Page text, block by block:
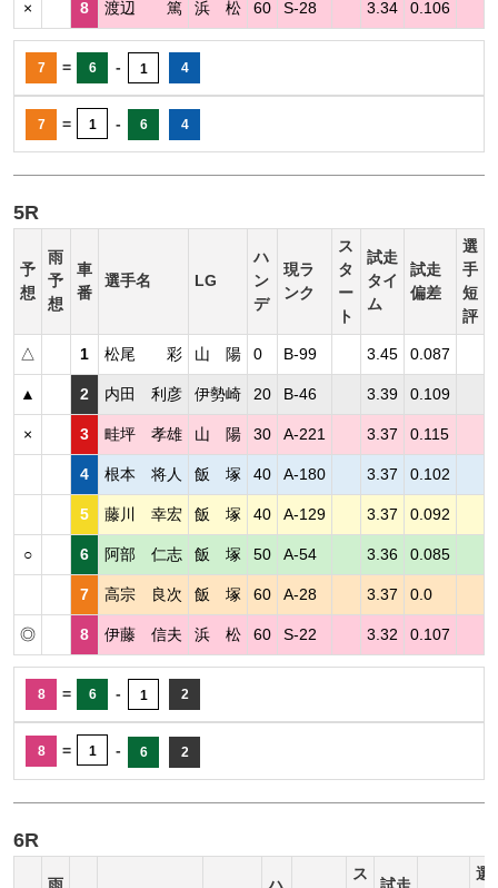
× 8 渡辺 篤 浜 松 60 S-28 3.34 0.106
7 = 6 - 1 4
7 = 1 - 6 4
5R
予
想
雨
予
想
車
番
選手名 LG
ハ
ン
デ
現ラ
ンク
ス
タ
ー
ト
試走
タイ
ム
試走
偏差
選
手
短
評
△ 1 松尾 彩 山 陽 0 B-99 3.45 0.087
▲ 2 内田 利彦 伊勢崎 20 B-46 3.39 0.109
× 3 畦坪 孝雄 山 陽 30 A-221 3.37 0.115
4 根本 将人 飯 塚 40 A-180 3.37 0.102
5 藤川 幸宏 飯 塚 40 A-129 3.37 0.092
○ 6 阿部 仁志 飯 塚 50 A-54 3.36 0.085
7 高宗 良次 飯 塚 60 A-28 3.37 0.0
◎ 8 伊藤 信夫 浜 松 60 S-22 3.32 0.107
8 = 6 - 1 2
8 = 1 - 6 2
6R
雨
ハ
ス
試走
選